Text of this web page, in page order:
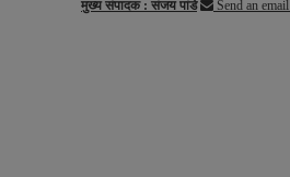
मुख्य संपादक : संजय पांडे Send an email